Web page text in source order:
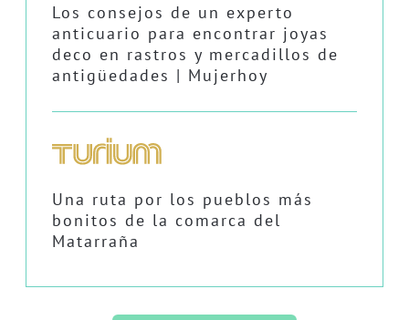
Los consejos de un experto
anticuario para encontrar joyas
deco en rastros y mercadillos de
antigüedades | Mujerhoy
Una ruta por los pueblos más
bonitos de la comarca del
Matarraña